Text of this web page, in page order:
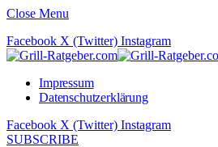
Close Menu
Facebook X (Twitter) Instagram
Impressum
Datenschutzerklärung
Facebook X (Twitter) Instagram
SUBSCRIBE